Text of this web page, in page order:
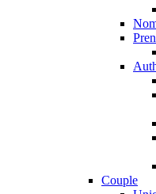
Couple